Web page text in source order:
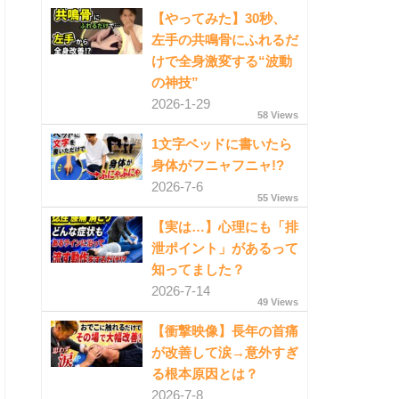
【やってみた】30秒、
左手の共鳴骨にふれるだ
けで全身激変する“波動
の神技”
2026-1-29
58 Views
1文字ベッドに書いたら
身体がフニャフニャ!?
2026-7-6
55 Views
【実は…】心理にも「排
泄ポイント」があるって
知ってました？
2026-7-14
49 Views
【衝撃映像】長年の首痛
が改善して涙→意外すぎ
る根本原因とは？
2026-7-8